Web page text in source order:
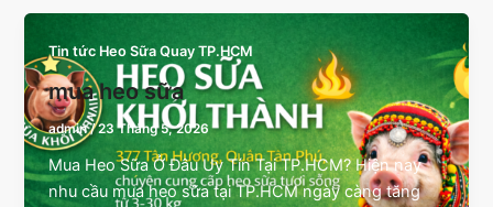
Tin tức Heo Sữa Quay TP.HCM
mua heo sữa
admin/23 Tháng 5, 2026
Mua Heo Sữa Ở Đâu Uy Tín Tại TP.HCM? Hiện nay
nhu cầu mua heo sữa tại TP.HCM ngày càng tăng